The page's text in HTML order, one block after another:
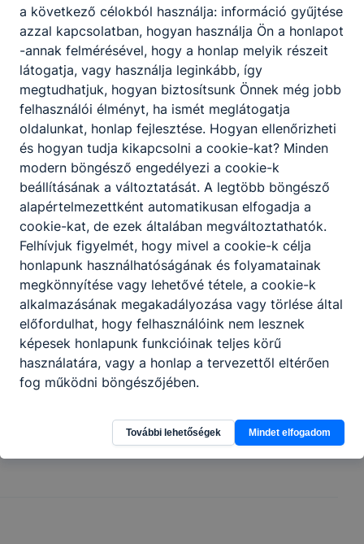
vásárolt eszközök beszerzéséhez is hozzá
tudtunk járulni. Jelenlegi projektünk egy víz
automata üzembehelyezése, az alapítvány ennek
a fenntartását is tudja finanszírozni.
https://www.waterlogic.hu/vizautomatak/termeke
k/wl7-fw-viztisztito-rendszer/
Köszönjük, hogy részt vesz velünk a közös
küldetésben!
Bízunk benne, hogy a jövőben még több diáknak
tudunk segíteni anyagilag. Szeretnénk, hogy az
iskolában eltöltött idő, ami a mostani életük egy
jó részét kiteszi, nyugodt és otthonos
körülmények között teljen.
Örülnénk, ha továbbra is támogatnák
alapítványunkat!
Köszönettel:
Mikó Barbara
a következő célokból használja: információ gyűjtése
azzal kapcsolatban, hogyan használja Ön a honlapot
-annak felmérésével, hogy a honlap melyik részeit
látogatja, vagy használja leginkább, így
megtudhatjuk, hogyan biztosítsunk Önnek még jobb
felhasználói élményt, ha ismét meglátogatja
oldalunkat, honlap fejlesztése. Hogyan ellenőrizheti
és hogyan tudja kikapcsolni a cookie-kat? Minden
modern böngésző engedélyezi a cookie-k
beállításának a változtatását. A legtöbb böngésző
alapértelmezettként automatikusan elfogadja a
cookie-kat, de ezek általában megváltoztathatók.
Felhívjuk figyelmét, hogy mivel a cookie-k célja
honlapunk használhatóságának és folyamatainak
megkönnyítése vagy lehetővé tétele, a cookie-k
alkalmazásának megakadályozása vagy törlése által
előfordulhat, hogy felhasználóink nem lesznek
képesek honlapunk funkcióinak teljes körű
használatára, vagy a honlap a tervezettől eltérően
fog működni böngészőjében.
További lehetőségek Mindet elfogadom